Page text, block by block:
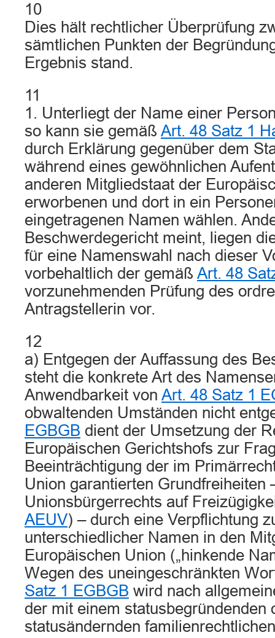
10
Dies hält rechtlicher Überprüfung
sämtlichen Punkten der
Ergebnis stand.
11
1. Unterliegt der Name einer
so kann sie gemäß Art. 48 Satz 1
durch Erklärung gegenüber dem
während eines gewöhnlichen
anderen Mitgliedstaat der
erworbenen und dort in ein
eingetragenen Namen wählen.
Beschwerdegericht meint, liegen
für eine Namenswahl nach dieser
vorbehaltlich der gemäß Art. 48
vorzunehmenden Prüfung des
Antragstellerin vor.
12
a) Entgegen der Auffassung des
steht die konkrete Art des
Anwendbarkeit von Art. 48 Satz 1
obwaltenden Umständen nicht
EGBGB dient der Umsetzung der
Europäischen Gerichtshofs zur
Beeinträchtigung der im
Union garantierten Grundfreiheiten
Unionsbürgerrechts auf
AEUV) – durch eine Verpflichtung
unterschiedlicher Namen in den
Europäischen Union („hinkende
Wegen des uneingeschränkten
Satz 1 EGBGB wird nach
der mit einem statusbegründenden
statusändernden